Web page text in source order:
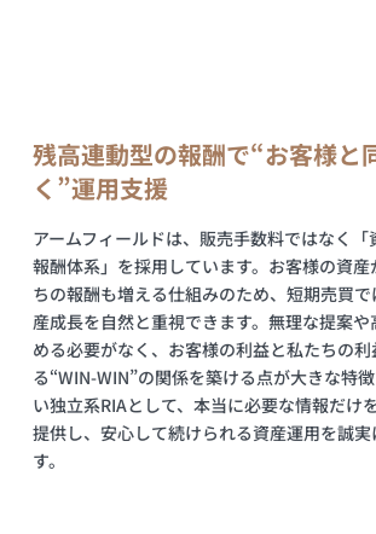
残高連動型の報酬で“お客様と
く”運用支援
アームフィールドは、販売手数料ではなく「
報酬体系」を採用しています。お客様の資
ちの報酬も増える仕組みのため、短期売買
産成長を自然と重視できます。無理な提案
める必要がなく、お客様の利益と私たちの
る“WIN-WIN”の関係を築ける点が大きな特
い独立系RIAとして、本当に必要な情報だけ
提供し、安心して続けられる資産運用を誠実
す。